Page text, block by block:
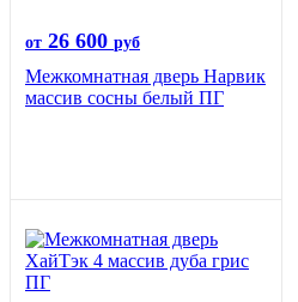
от 26 600 руб
Межкомнатная дверь Нарвик
массив сосны белый ПГ